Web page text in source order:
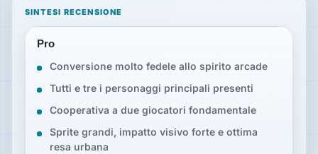
SINTESI RECENSIONE
Pro
Conversione molto fedele allo spirito arcade
Tutti e tre i personaggi principali presenti
Cooperativa a due giocatori fondamentale
Sprite grandi, impatto visivo forte e ottima
resa urbana